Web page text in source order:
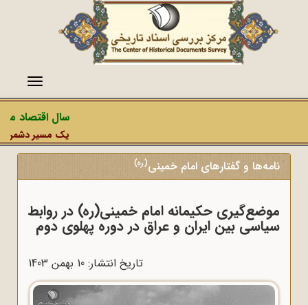
منو
سال اقتصاد
یک مسیر دشمن،
نامه‌ها و گفتارهای امام خمینی(ره)
موضع‌گیری حکیمانه امام خمینی(ره) در روابط
سیاسی بین ایران و عراق در دوره پهلوی دوم
تاریخ انتشار: 10 بهمن 1403